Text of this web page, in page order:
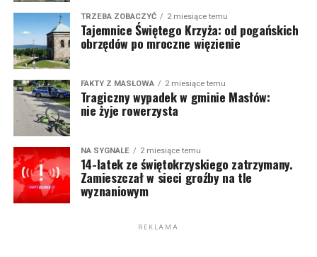
TRZEBA ZOBACZYĆ 2 miesiące temu
Tajemnice Świętego Krzyża: od pogańskich
obrzędów po mroczne więzienie
FAKTY Z MASŁOWA 2 miesiące temu
Tragiczny wypadek w gminie Masłów:
nie żyje rowerzysta
NA SYGNALE 2 miesiące temu
14-latek ze świętokrzyskiego zatrzymany.
Zamieszczał w sieci groźby na tle
wyznaniowym
REKLAMA